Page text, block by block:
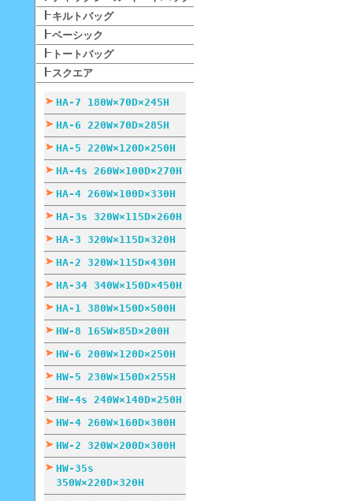
キルトバッグ
ベーシック
トートバッグ
スクエア
HA-7 180W×70D×245H
HA-6 220W×70D×285H
HA-5 220W×120D×250H
HA-4s 260W×100D×270H
HA-4 260W×100D×330H
HA-3s 320W×115D×260H
HA-3 320W×115D×320H
HA-2 320W×115D×430H
HA-34 340W×150D×450H
HA-1 380W×150D×500H
HW-8 165W×85D×200H
HW-6 200W×120D×250H
HW-5 230W×150D×255H
HW-4s 240W×140D×250H
HW-4 260W×160D×300H
HW-2 320W×200D×300H
HW-35s
350W×220D×320H